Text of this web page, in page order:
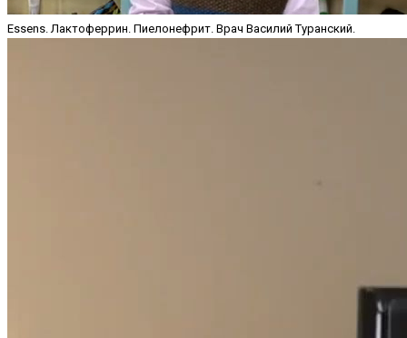
Essens. Лактоферрин. Пиелонефрит. Врач Василий Туранский.